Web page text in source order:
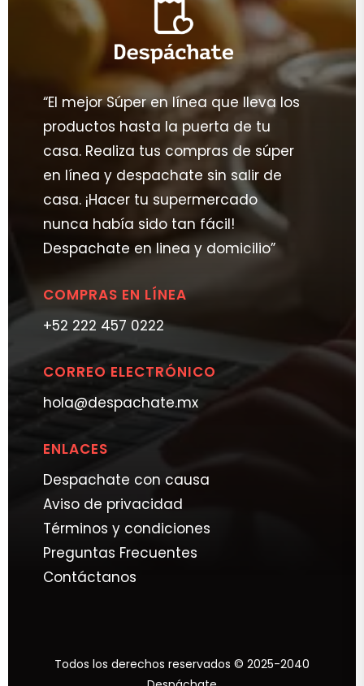
“El mejor Súper en línea que lleva los
productos hasta la puerta de tu
casa. Realiza tus compras de súper
en línea y despachate sin salir de
casa. ¡Hacer tu supermercado
nunca había sido tan fácil!
Despachate en linea y domicilio”
COMPRAS EN LÍNEA
+52 222 457 0222
CORREO ELECTRÓNICO
hola@despachate.mx
ENLACES
Despachate con causa
Aviso de privacidad
Términos y condiciones
Preguntas Frecuentes
Contáctanos
Todos los derechos reservados © 2025-2040